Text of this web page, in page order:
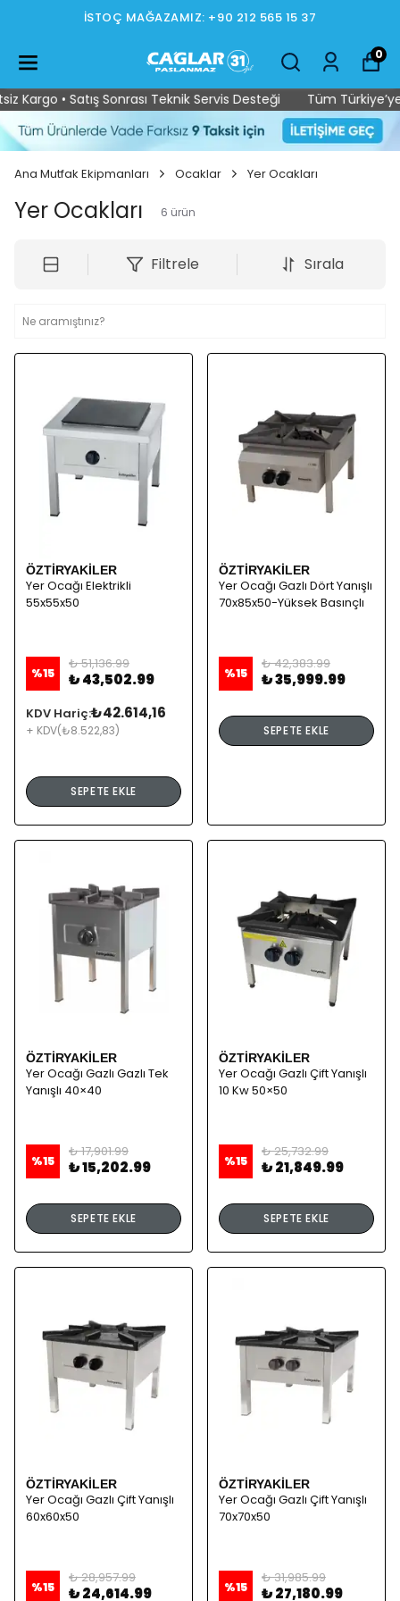
İSTOÇ MAĞAZAMIZ: +90 212 565 15 37
0
• Satış Sonrası Teknik Servis Desteği Tüm Türkiye’ye
Ana Mutfak Ekipmanları Ocaklar Yer Ocakları
Yer Ocakları 6 ürün
Filtrele Sırala
ÖZTİRYAKİLER
Yer Ocağı Elektrikli
55x55x50
%15
₺ 51,136.99
₺ 43,502.99
KDV Hariç:₺42.614,16
+ KDV(₺8.522,83)
SEPETE EKLE
ÖZTİRYAKİLER
Yer Ocağı Gazlı Dört Yanışlı
70x85x50-Yüksek Basınçlı
%15
₺ 42,383.99
₺ 35,999.99
SEPETE EKLE
ÖZTİRYAKİLER
Yer Ocağı Gazlı Gazlı Tek
Yanışlı 40×40
%15
₺ 17,901.99
₺ 15,202.99
SEPETE EKLE
ÖZTİRYAKİLER
Yer Ocağı Gazlı Çift Yanışlı
10 Kw 50×50
%15
₺ 25,732.99
₺ 21,849.99
SEPETE EKLE
ÖZTİRYAKİLER
Yer Ocağı Gazlı Çift Yanışlı
60x60x50
%15
₺ 28,957.99
₺ 24,614.99
ÖZTİRYAKİLER
Yer Ocağı Gazlı Çift Yanışlı
70x70x50
%15
₺ 31,985.99
₺ 27,180.99